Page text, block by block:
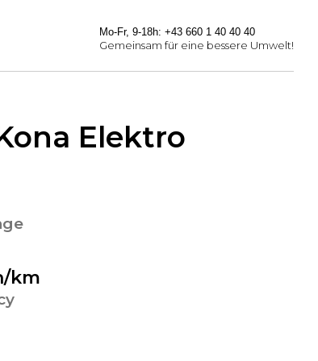
Mo-Fr, 9-18h: +43 660 1 40 40 40
Gemeinsam für eine bessere Umwelt!
Elektro
km